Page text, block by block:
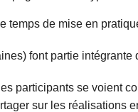
temps de mise en
font partie
participants se voient
sur les réalisations